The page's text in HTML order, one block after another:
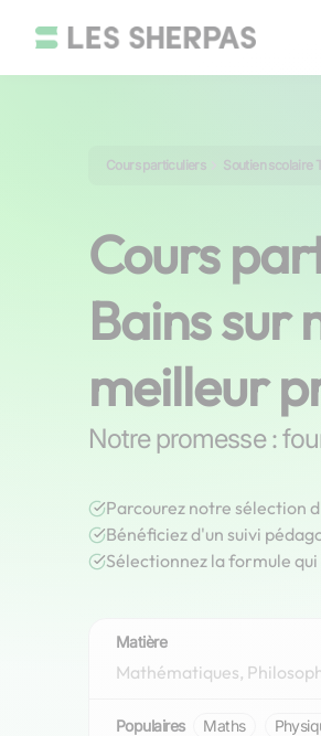
Cours particuliers Soutien scolaire
Cours
Bains sur
meilleur
Notre promesse :
Parcourez notre sélection
Bénéficiez d'un suivi
Sélectionnez la formule
Matière
Populaires Maths